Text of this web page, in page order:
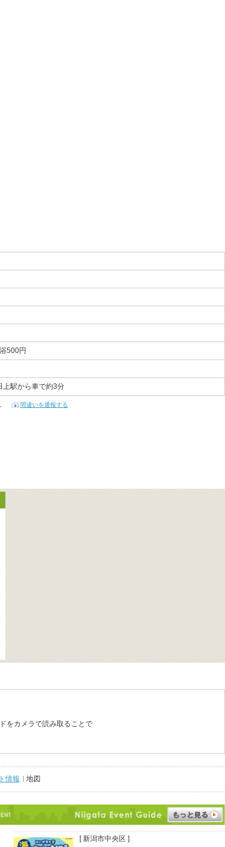
500円
上駅から車で約3分
間違いを通報する
をカメラで読み取ることで
情報 地図
[ 新潟市中央区 ]